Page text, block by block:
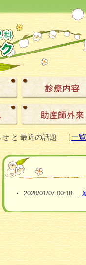
と 最近の話題 ［一
2020/01/07 00:19 ...